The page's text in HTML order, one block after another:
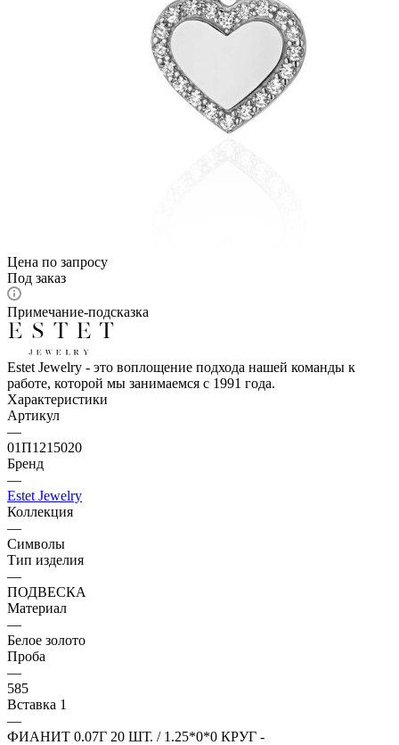
Цена по запросу
Под заказ
Примечание-подсказка
Estet Jewelry - это воплощение подхода нашей команды к
работе, которой мы занимаемся с 1991 года.
Характеристики
Артикул
—
01П1215020
Бренд
—
Estet Jewelry
Коллекция
—
Символы
Тип изделия
—
ПОДВЕСКА
Материал
—
Белое золото
Проба
—
585
Вставка 1
—
ФИАНИТ 0.07Г 20 ШТ. / 1.25*0*0 КРУГ -